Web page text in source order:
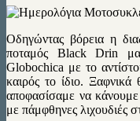
Οδηγώντας βόρεια η
ποταμός Black Drin
Globochica με το
καιρός το ίδιο.
αποφασίσαμε να
με πάμφθηνες λιχουδιές